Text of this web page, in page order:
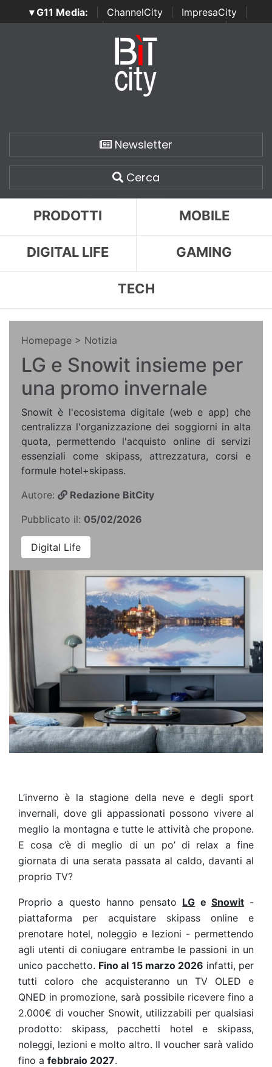
▾ G11 Media: ChannelCity ImpresaCity
SecurityOpenLab | Italian Channel Awards | Italian
Italian Security Awards
Newsletter
Cerca
PRODOTTI MOBILE
DIGITAL LIFE GAMING
TECH
Homepage > Notizia
LG e Snowit insieme per
una promo invernale
Snowit è l'ecosistema digitale (web e app) che
centralizza l'organizzazione dei soggiorni in alta
quota, permettendo l'acquisto online di servizi
essenziali come skipass, attrezzatura, corsi e
formule hotel+skipass.
Autore:
Redazione BitCity
Pubblicato il: 05/02/2026
Digital Life
L’inverno è la stagione della neve e degli sport
invernali, dove gli appassionati possono vivere al
meglio la montagna e tutte le attività che propone.
E cosa c’è di meglio di un po’ di relax a fine
giornata di una serata passata al caldo, davanti al
proprio TV?
Proprio a questo hanno pensato LG e Snowit-
piattaforma per acquistare skipass online e
prenotare hotel, noleggio e lezioni - permettendo
agli utenti di coniugare entrambe le passioni in un
unico pacchetto. Fino al 15 marzo 2026 infatti, per
tutti coloro che acquisteranno un TV OLED e
QNED in promozione, sarà possibile ricevere fino a
2.000€ di voucher Snowit, utilizzabili per qualsiasi
prodotto: skipass, pacchetti hotel e skipass,
noleggi, lezioni e molto altro. Il voucher sarà valido
fino a febbraio 2027.